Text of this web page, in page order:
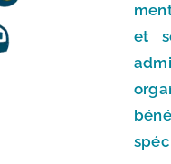
et